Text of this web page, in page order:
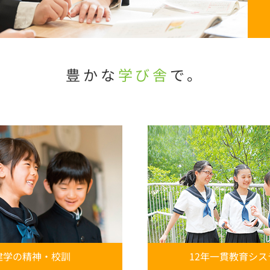
豊かな 学び舎 で。
学の精神・校訓 12年一貫教育シ